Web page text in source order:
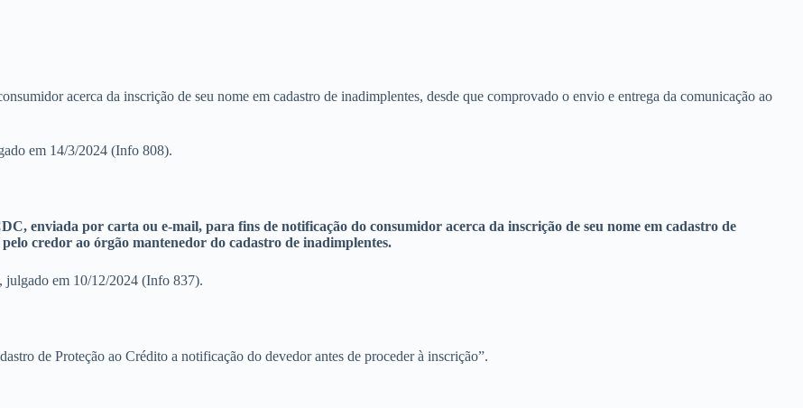
acerca da inscrição de seu nome em cadastro de inadimplentes, desde que comprovado o envio e entrega da comunicação ao
em 14/3/2024 (Info 808).
enviada por carta ou e-mail, para fins de notificação do consumidor acerca da inscrição de seu nome em cadastro de
credor ao órgão mantenedor do cadastro de inadimplentes.
julgado em 10/12/2024 (Info 837).
de Proteção ao Crédito a notificação do devedor antes de proceder à inscrição”.